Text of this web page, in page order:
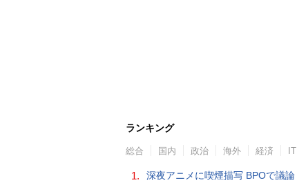
ランキング
総合 国内 政治 海外 経済 IT
1. 深夜アニメに喫煙描写 BPOで議論